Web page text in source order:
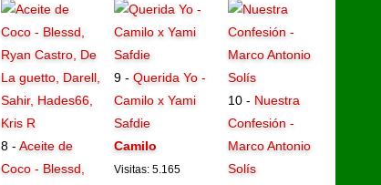
8 - Aceite de
Coco - Blessd,
9 -Querida Yo -
Camilo x Yami
Safdie
Camilo
Visitas: 5.165
10 - Nuestra
Confesión -
Marco Antonio
Solís